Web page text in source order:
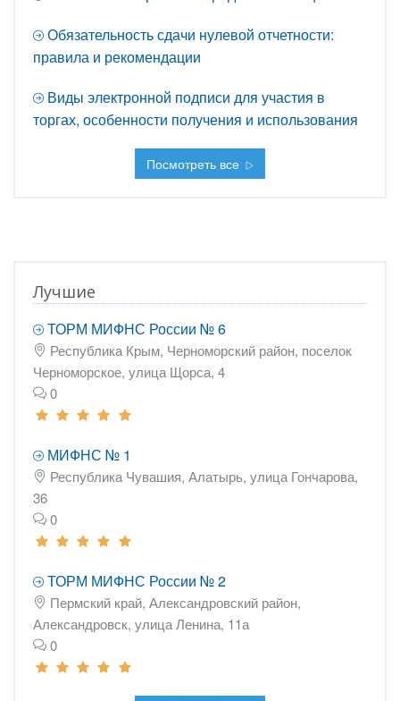
Обязательность сдачи нулевой отчетности:
правила и рекомендации
Виды электронной подписи для участия в
торгах, особенности получения и использования
Посмотреть все
Лучшие
ТОРМ МИФНС России № 6
Республика Крым, Черноморский район, поселок
Черноморское, улица Щорса, 4
0
МИФНС № 1
Республика Чувашия, Алатырь, улица Гончарова,
36
0
ТОРМ МИФНС России № 2
Пермский край, Александровский район,
Александровск, улица Ленина, 11а
0